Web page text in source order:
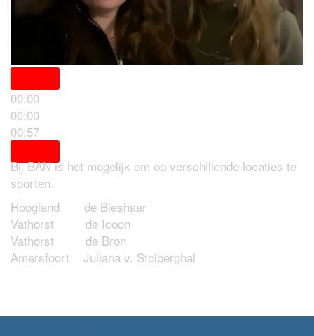
00:00
00:00
00:57
Bij BAN is het mogelijk om op verschillende locaties te
sporten.
Hoogland de Bieshaar
Vathorst de Icoon
Vathorst de Bron
Amersfoort Juliana v. Stolberghal